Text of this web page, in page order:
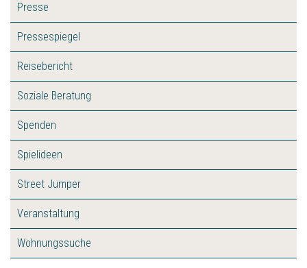
Presse
Pressespiegel
Reisebericht
Soziale Beratung
Spenden
Spielideen
Street Jumper
Veranstaltung
Wohnungssuche